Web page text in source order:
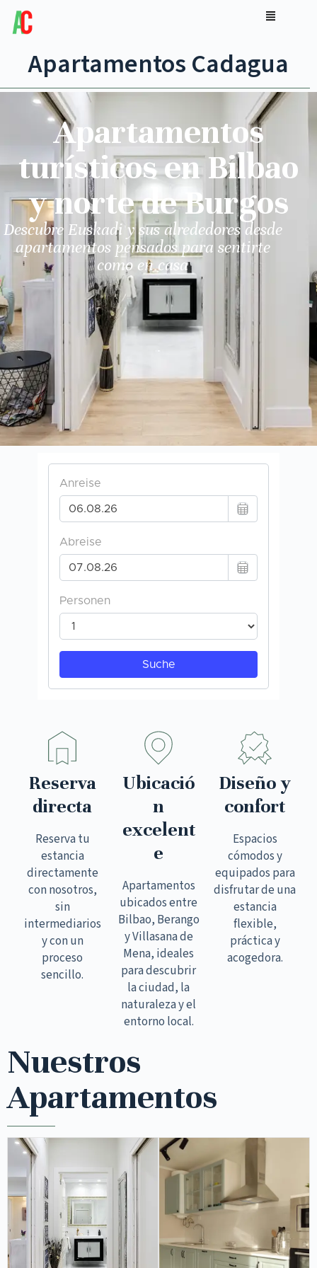
Apartamentos Cadagua
Apartamentos
turísticos en Bilbao
y norte de Burgos
Descubre Euskadi y sus alrededores desde
apartamentos pensados para sentirte
como en casa
Reserva
directa
Reserva tu
estancia
directamente
con nosotros,
sin
intermediarios
y con un
proceso
sencillo.
Ubicació
n
excelent
e
Apartamentos
ubicados entre
Bilbao, Berango
y Villasana de
Mena, ideales
para descubrir
la ciudad, la
naturaleza y el
entorno local.
Diseño y
confort
Espacios
cómodos y
equipados para
disfrutar de una
estancia
flexible,
práctica y
acogedora.
Nuestros
Apartamentos